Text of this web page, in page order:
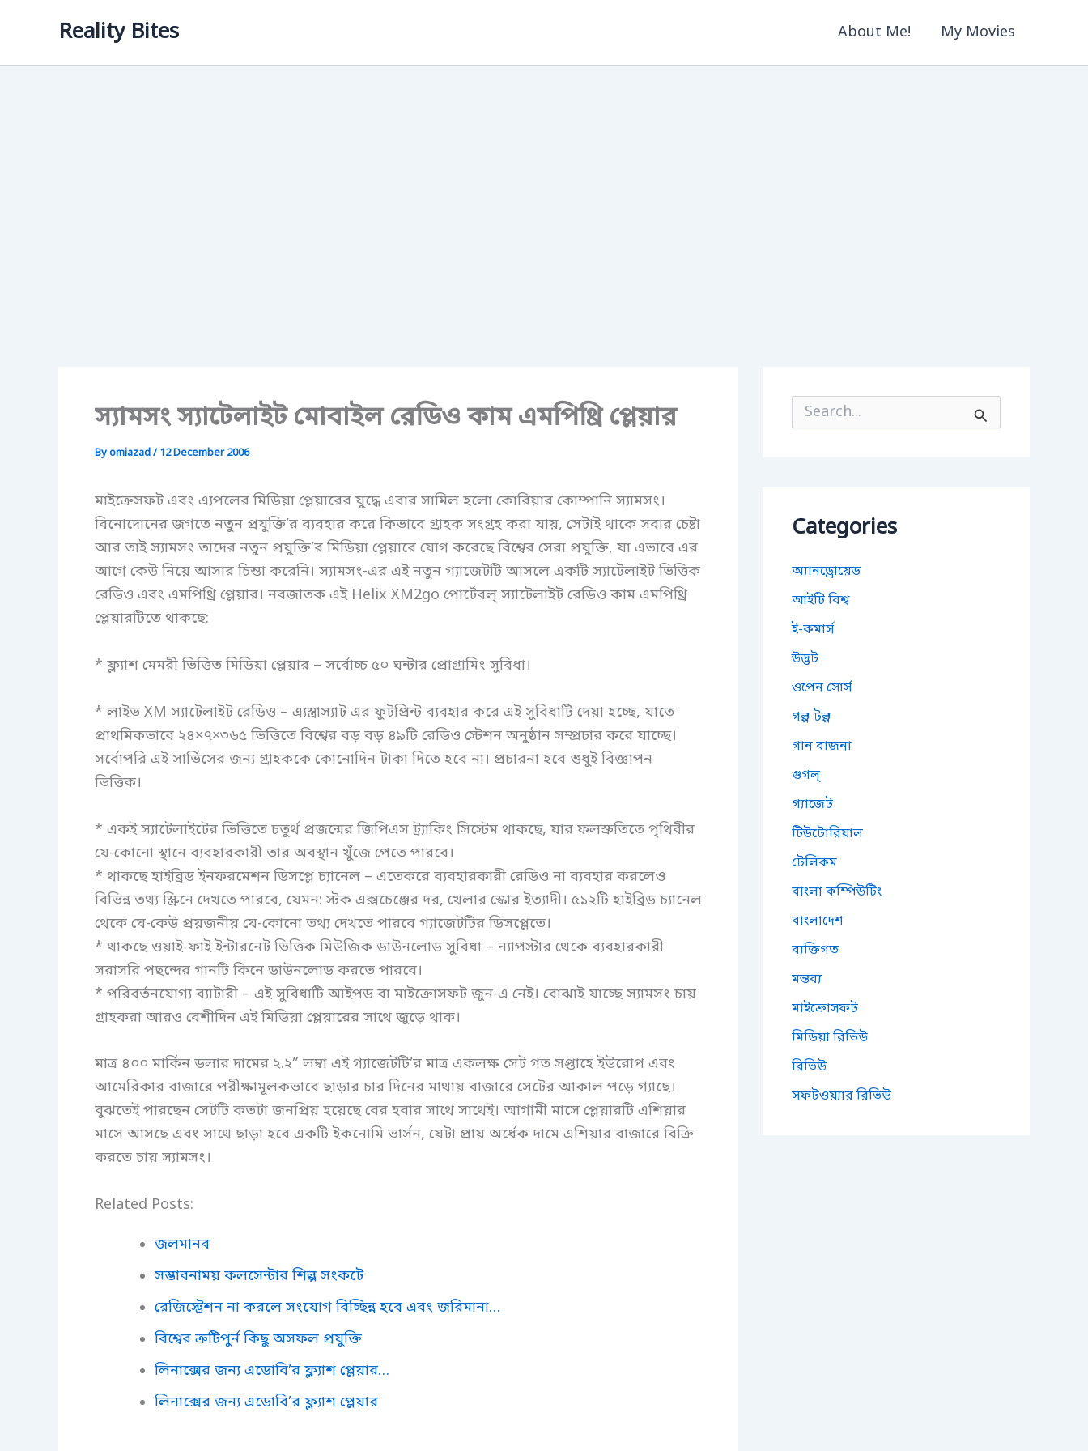
Reality Bites About Me! My Movies
স্যামসং স্যাটেলাইট মোবাইল রেডিও কাম এমপিথ্রি প্লেয়ার
Byomiazad/12 December 2006
মাইক্রেসফট এবং এ্যপলের মিডিয়া প্লেয়ারের যুদ্ধে এবার সামিল হলো কোরিয়ার কোম্পানি স্যামসং।
বিনোদোনের জগতে নতুন প্রযুক্তি’র ব্যবহার করে কিভাবে গ্রাহক সংগ্রহ করা যায়, সেটাই থাকে সবার চেষ্টা
আর তাই স্যামসং তাদের নতুন প্রযুক্তি’র মিডিয়া প্লেয়ারে যোগ করেছে বিশ্বের সেরা প্রযুক্তি, যা এভাবে এর
আগে কেউ নিয়ে আসার চিন্তা করেনি। স্যামসং-এর এই নতুন গ্যাজেটটি আসলে একটি স্যাটেলাইট ভিত্তিক
রেডিও এবং এমপিথ্রি প্লেয়ার। নবজাতক এই Helix XM2go পোর্টেবল্ স্যাটেলাইট রেডিও কাম এমপিথ্রি
প্লেয়ারটিতে থাকছে:
* ফ্ল্যাশ মেমরী ভিত্তিত মিডিয়া প্লেয়ার – সর্বোচ্চ ৫০ ঘন্টার প্রোগ্রামিং সুবিধা।
* লাইভ XM স্যাটেলাইট রেডিও – এ্যস্ত্রাস্যাট এর ফুটপ্রিন্ট ব্যবহার করে এই সুবিধাটি দেয়া হচ্ছে, যাতে
প্রাথমিকভাবে ২৪×৭×৩৬৫ ভিত্তিতে বিশ্বের বড় বড় ৪৯টি রেডিও স্টেশন অনুষ্ঠান সম্প্রচার করে যাচ্ছে।
সর্বোপরি এই সার্ভিসের জন্য গ্রাহককে কোনোদিন টাকা দিতে হবে না। প্রচারনা হবে শুধুই বিজ্ঞাপন
ভিত্তিক।
* একই স্যাটেলাইটের ভিত্তিতে চতুর্থ প্রজন্মের জিপিএস ট্র্যাকিং সিস্টেম থাকছে, যার ফলস্রুতিতে পৃথিবীর
যে-কোনো স্থানে ব্যবহারকারী তার অবস্থান খুঁজে পেতে পারবে।
* থাকছে হাইব্রিড ইনফরমেশন ডিসপ্লে চ্যানেল – এতেকরে ব্যবহারকারী রেডিও না ব্যবহার করলেও
বিভিন্ন তথ্য স্ক্রিনে দেখতে পারবে, যেমন: স্টক এক্সচেঞ্জের দর, খেলার স্কোর ইত্যাদী। ৫১২টি হাইব্রিড চ্যানেল
থেকে যে-কেউ প্রয়জনীয় যে-কোনো তথ্য দেখতে পারবে গ্যাজেটটির ডিসপ্লেতে।
* থাকছে ওয়াই-ফাই ইন্টারনেট ভিত্তিক মিউজিক ডাউনলোড সুবিধা – ন্যাপস্টার থেকে ব্যবহারকারী
সরাসরি পছন্দের গানটি কিনে ডাউনলোড করতে পারবে।
* পরিবর্তনযোগ্য ব্যাটারী – এই সুবিধাটি আইপড বা মাইক্রোসফট জুন-এ নেই। বোঝাই যাচ্ছে স্যামসং চায়
গ্রাহকরা আরও বেশীদিন এই মিডিয়া প্লেয়ারের সাথে জুড়ে থাক।
মাত্র ৪০০ মার্কিন ডলার দামের ২.২” লম্বা এই গ্যাজেটটি’র মাত্র একলক্ষ সেট গত সপ্তাহে ইউরোপ এবং
আমেরিকার বাজারে পরীক্ষামূলকভাবে ছাড়ার চার দিনের মাথায় বাজারে সেটের আকাল পড়ে গ্যাছে।
বুঝতেই পারছেন সেটটি কতটা জনপ্রিয় হয়েছে বের হবার সাথে সাথেই। আগামী মাসে প্লেয়ারটি এশিয়ার
মাসে আসছে এবং সাথে ছাড়া হবে একটি ইকনোমি ভার্সন, যেটা প্রায় অর্ধেক দামে এশিয়ার বাজারে বিক্রি
করতে চায় স্যামসং।
Related Posts:
জলমানব
সম্ভাবনাময় কলসেন্টার শিল্প সংকটে
রেজিস্ট্রেশন না করলে সংযোগ বিচ্ছিন্ন হবে এবং জরিমানা…
বিশ্বের ত্রুটিপুর্ন কিছু অসফল প্রযুক্তি
লিনাক্সের জন্য এডোবি’র ফ্ল্যাশ প্লেয়ার…
লিনাক্সের জন্য এডোবি’র ফ্ল্যাশ প্লেয়ার
o
rCategories
অ্যানড্রোয়েড
আইটি বিশ্ব
ই-কমার্স
উদ্ভট
ওপেন সোর্স
গল্প টল্প
গান বাজনা
গুগল্
গ্যাজেট
টিউটোরিয়াল
টেলিকম
বাংলা কম্পিউটিং
বাংলাদেশ
ব্যক্তিগত
মন্তব্য
মাইক্রোসফট
মিডিয়া রিভিউ
রিভিউ
সফটওয়্যার রিভিউ